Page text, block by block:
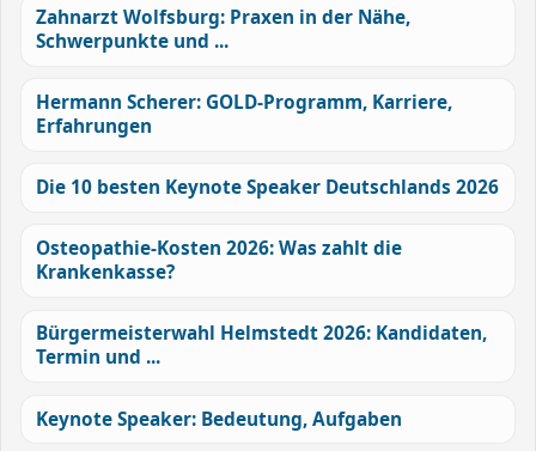
Zahnarzt Wolfsburg: Praxen in der Nähe,
Schwerpunkte und ...
Hermann Scherer: GOLD-Programm, Karriere,
Erfahrungen
Die 10 besten Keynote Speaker Deutschlands 2026
Osteopathie-Kosten 2026: Was zahlt die
Krankenkasse?
Bürgermeisterwahl Helmstedt 2026: Kandidaten,
Termin und ...
Keynote Speaker: Bedeutung, Aufgaben